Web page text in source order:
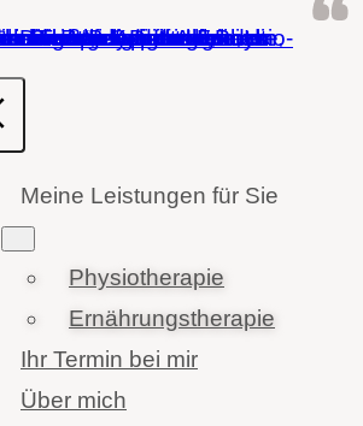
Meine Leistungen für Sie
Physiotherapie
Ernährungstherapie
Ihr Termin bei mir
Über mich